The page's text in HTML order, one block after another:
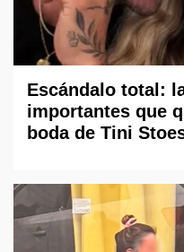
Escándalo total:
importantes que
boda de Tini